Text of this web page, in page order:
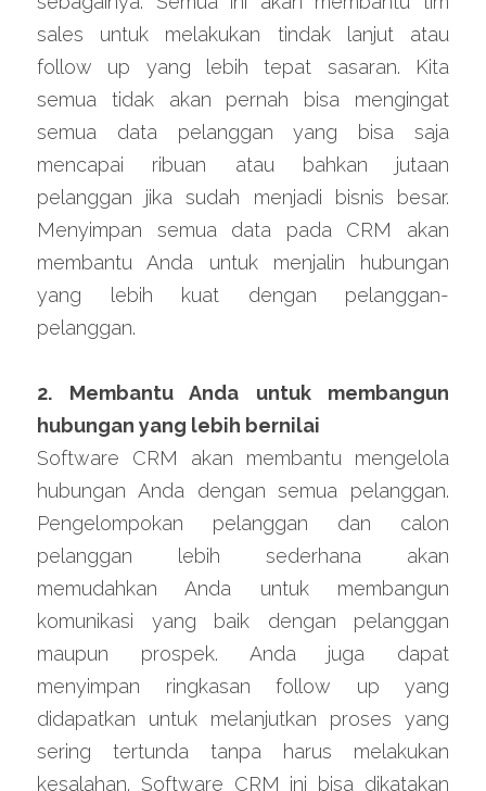
sales untuk melakukan tindak lanjut atau
follow up yang lebih tepat sasaran. Kita
semua tidak akan pernah bisa mengingat
semua data pelanggan yang bisa saja
mencapai ribuan atau bahkan jutaan
pelanggan jika sudah menjadi bisnis besar.
Menyimpan semua data pada CRM akan
membantu Anda untuk menjalin hubungan
yang lebih kuat dengan pelanggan-
pelanggan.
2. Membantu Anda untuk membangun
hubungan yang lebih bernilai
Software CRM akan membantu mengelola
hubungan Anda dengan semua pelanggan.
Pengelompokan pelanggan dan calon
pelanggan lebih sederhana akan
memudahkan Anda untuk membangun
komunikasi yang baik dengan pelanggan
maupun prospek. Anda juga dapat
menyimpan ringkasan follow up yang
didapatkan untuk melanjutkan proses yang
sering tertunda tanpa harus melakukan
kesalahan. Software CRM ini bisa dikatakan